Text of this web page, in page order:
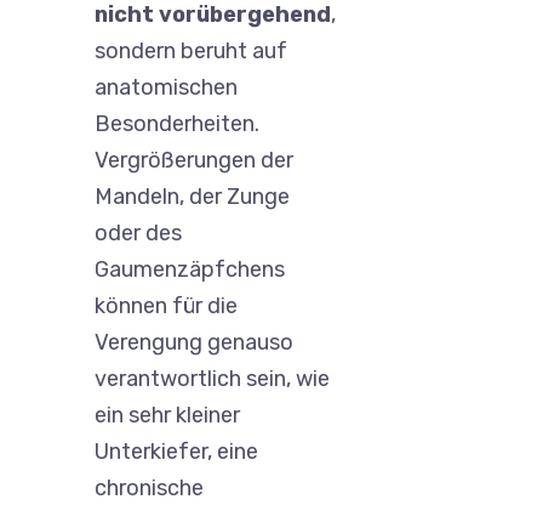
nicht vorübergehend,
sondern beruht auf
anatomischen
Besonderheiten.
Vergrößerungen der
Mandeln, der Zunge
oder des
Gaumenzäpfchens
können für die
Verengung genauso
verantwortlich sein, wie
ein sehr kleiner
Unterkiefer, eine
chronische